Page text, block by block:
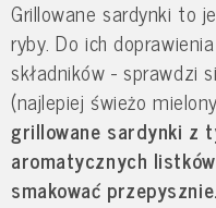
Grillowane sardynki to
ryby. Do ich
składników - sprawdzi
(najlepiej świeżo
grillowane sardynki z
aromatycznych
smakować przepysznie.